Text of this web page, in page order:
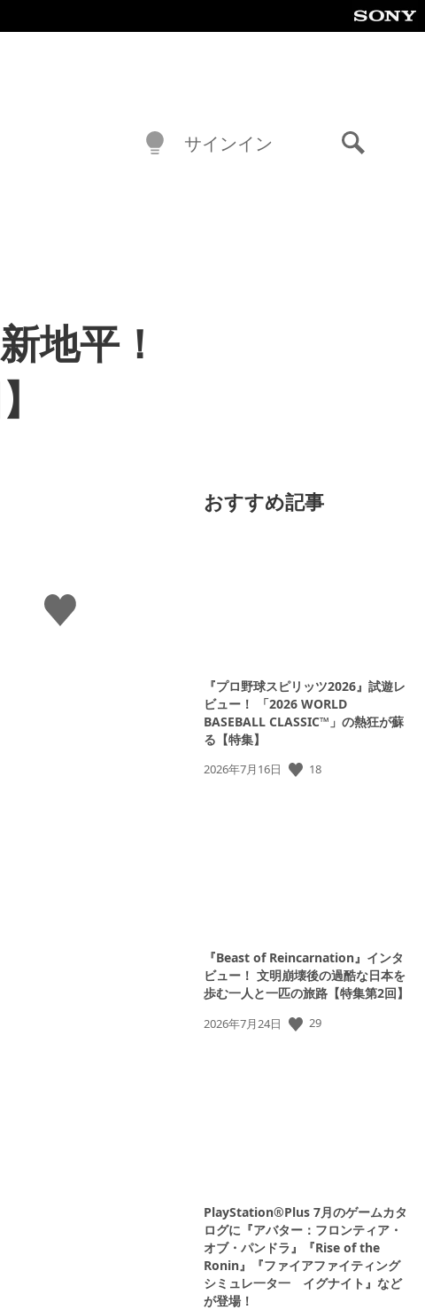
サインイン
地平！
い
い
おすすめ記事
『プロ野球スピリッツ2026』試遊レ
ビュー！ 「2026 WORLD
BASEBALL CLASSIC™」の熱狂が蘇
る【特集】
公
2026年7月16日 18
『Beast of Reincarnation』インタ
ビュー！ 文明崩壊後の過酷な日本を
歩む一人と一匹の旅路【特集第2回】
公
2026年7月24日 29
PlayStation®Plus 7月のゲームカタ
ログに『アバター：フロンティア・
オブ・パンドラ』『Rise of the
Ronin』『ファイアファイティング
シミュレ一タ一 イグナイト』など
が登場！